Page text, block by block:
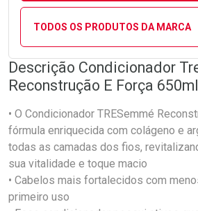
TODOS OS PRODUTOS DA MARCA
Descrição Condicionador
Reconstrução E Força 650ml
• O Condicionador TRESemmé
fórmula enriquecida com colágeno e
todas as camadas dos fios,
sua vitalidade e toque macio
• Cabelos mais fortalecidos com
primeiro uso